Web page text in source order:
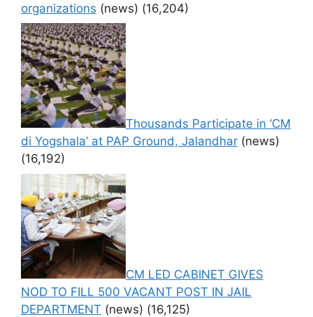
organizations (news) (16,204)
Thousands Participate in ‘CM
di Yogshala’ at PAP Ground, Jalandhar (news)
(16,192)
CM LED CABINET GIVES
NOD TO FILL 500 VACANT POST IN JAIL
DEPARTMENT (news) (16,125)